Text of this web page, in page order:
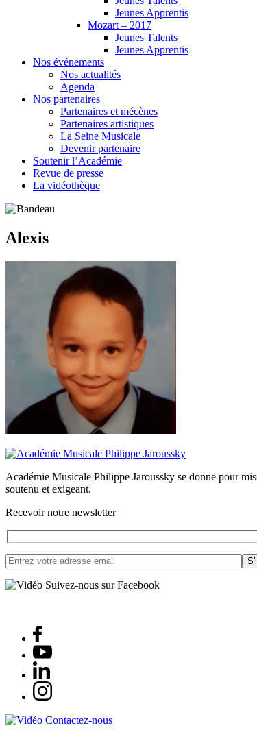
Jeunes Apprentis
Mozart – 2017
Jeunes Talents
Jeunes Apprentis
Nos événements
Nos actualités
Agenda
Nos partenaires
Partenaires et mécènes
Partenaires artistiques
La Seine Musicale
Devenir partenaire
Soutenir l’Académie
Revue de presse
La vidéothèque
Alexis
Académie Musicale Philippe Jaroussky se donne pour
soutenu et exigeant.
Recevoir notre newsletter
Suivez-nous sur Facebook
Contactez-nous